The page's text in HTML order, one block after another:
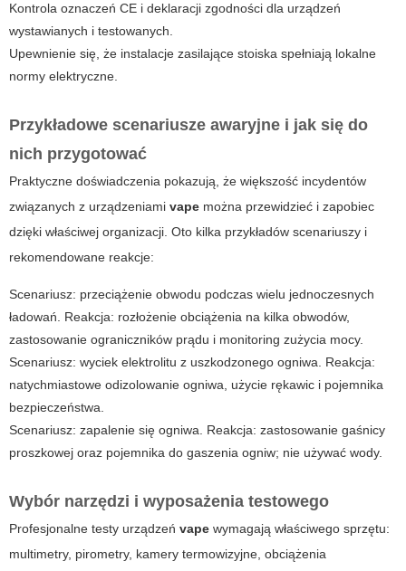
Kontrola oznaczeń CE i deklaracji zgodności dla urządzeń
wystawianych i testowanych.
Upewnienie się, że instalacje zasilające stoiska spełniają lokalne
normy elektryczne.
Przykładowe scenariusze awaryjne i jak się do
nich przygotować
Praktyczne doświadczenia pokazują, że większość incydentów
związanych z urządzeniami vape można przewidzieć i zapobiec
dzięki właściwej organizacji. Oto kilka przykładów scenariuszy i
rekomendowane reakcje:
Scenariusz: przeciążenie obwodu podczas wielu jednoczesnych
ładowań. Reakcja: rozłożenie obciążenia na kilka obwodów,
zastosowanie ograniczników prądu i monitoring zużycia mocy.
Scenariusz: wyciek elektrolitu z uszkodzonego ogniwa. Reakcja:
natychmiastowe odizolowanie ogniwa, użycie rękawic i pojemnika
bezpieczeństwa.
Scenariusz: zapalenie się ogniwa. Reakcja: zastosowanie gaśnicy
proszkowej oraz pojemnika do gaszenia ogniw; nie używać wody.
Wybór narzędzi i wyposażenia testowego
Profesjonalne testy urządzeń vape wymagają właściwego sprzętu:
multimetry, pirometry, kamery termowizyjne, obciążenia